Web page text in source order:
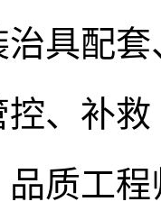
具配
、补
质工